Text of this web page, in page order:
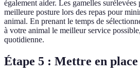
également aider. Les gamelles
meilleure posture lors des repas pour
animal. En prenant le temps de
à votre animal le meilleur service
quotidienne.
Étape 5 : Mettre en